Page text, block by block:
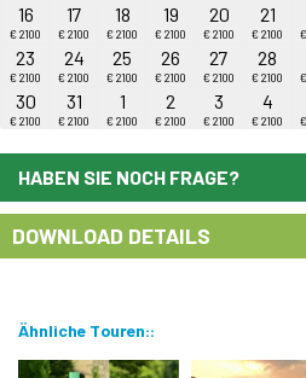
16
€ 2100
17
€ 2100
18
€ 2100
19
€ 2100
20
€ 2100
21
€ 2100
23
€ 2100
24
€ 2100
25
€ 2100
26
€ 2100
27
€ 2100
28
€ 2100
30
€ 2100
31
€ 2100
1
€ 2100
2
€ 2100
3
€ 2100
4
€ 2100
HABEN SIE NOCH FRAGE?
DOWNLOAD DETAILS
Ähnliche Touren::